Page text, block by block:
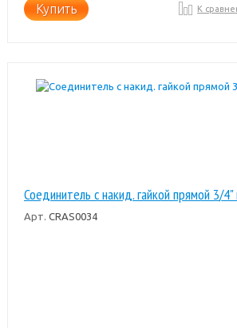
Купить К
Соединитель с накид. гайкой прямой 3/
Арт. CRAS0034